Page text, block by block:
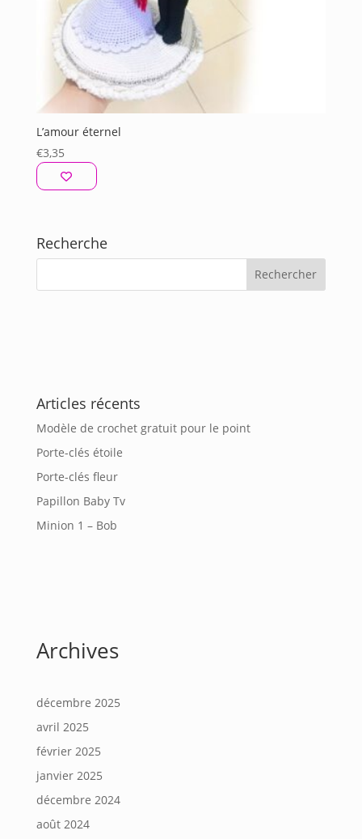
L’amour éternel
€3,35
Recherche
Articles récents
Modèle de crochet gratuit pour le point
Porte-clés étoile
Porte-clés fleur
Papillon Baby Tv
Minion 1 – Bob
Archives
décembre 2025
avril 2025
février 2025
janvier 2025
décembre 2024
août 2024